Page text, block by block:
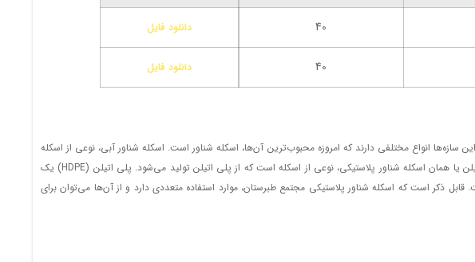
40 دانلود فایل
40 دانلود فایل
سازه‌ها انواع مختلفی دارند که امروزه محبوب‌ترین آن‌ها، اسکله‌ شناور است. اسکله شناور آبی، نوعی از اسکله‌
است که برخلاف اسکله‌های بتنی و خاکی، نیاز به زیرسازی خاصی نداشته و کمترین آسیب را به محیط زیست می‌رساند. اسکله شناور پلی اتیلن یا همان اسکله شناور پلاستیکی، نوعی از اسکله است که از پلی اتیلن تولید می‌شود. پلی اتیلن (HDPE) یک
ذکر است که اسکله شناور پلاستیکی مجتمع طبرستان، موارد استفاده متعددی دارد و از آن‌ها می‌توان برای